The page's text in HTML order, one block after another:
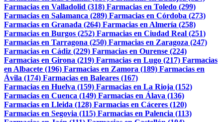
Farmacias en Valladolid (318) Farmacias en Toledo (299)
Farmacias en Salamanca (289) Farmacias en Córdoba (273)
Farmacias en Granada (264) Farmacias en Almería (258)
Farmacias en Burgos (252) Farmacias en Ciudad Real (251)
Farmacias en Tarragona (250) Farmacias en Zaragoza (247)
Farmacias en Cádiz (229) Farmacias en Ourense (224)
Farmacias en Girona (219) Farmacias en Lugo (217) Farmacias
en Albacete (196) Farmacias en Zamora (189) Farmacias en
Ávila (174) Farmacias en Baleares (167)
Farmacias en Huelva (159) Farmacias en La Rioja (152)
Farmacias en Cuenca (149) Farmacias en Álava (136)
Farmacias en Lleida (128) Farmacias en Cáceres (120)
Farmacias en Segovia (115) Farmacias en Palencia (113)